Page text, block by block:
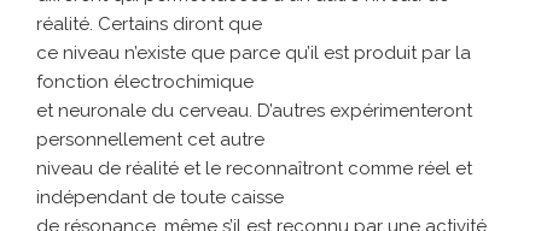
réalité. Certains diront que
ce niveau n’existe que parce qu’il est produit par la
fonction électrochimique
et neuronale du cerveau. D’autres expérimenteront
personnellement cet autre
niveau de réalité et le reconnaîtront comme réel et
indépendant de toute caisse
de résonance, même s’il est reconnu par une activité